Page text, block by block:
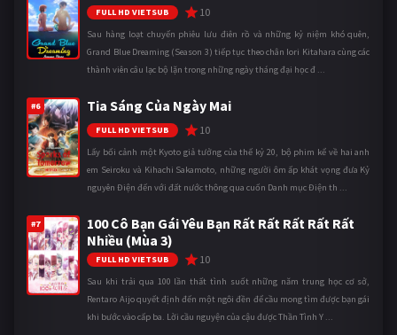
FULL HD VIETSUB 10
Sau hàng loạt chuyến phiêu lưu điên rồ và những kỷ niệm khó quên,
Grand Blue Dreaming (Season 3) tiếp tục theo chân Iori Kitahara cùng các
thành viên câu lạc bộ lặn trong những ngày tháng đại học đ ...
#6 Tia Sáng Của Ngày Mai
FULL HD VIETSUB 10
Lấy bối cảnh một Kyoto giả tưởng của thế kỷ 20, bộ phim kể về hai anh
em Seiroku và Kihachi Sakamoto, những người ôm ấp khát vọng đưa Kỷ
nguyên Điện đến với đất nước thông qua cuốn Danh mục Điện th ...
#7
100 Cô Bạn Gái Yêu Bạn Rất Rất Rất Rất Rất
Nhiều (Mùa 3)
FULL HD VIETSUB 10
Sau khi trải qua 100 lần thất tình suốt những năm trung học cơ sở,
Rentaro Aijo quyết định đến một ngôi đền để cầu mong tìm được bạn gái
khi bước vào cấp ba. Lời cầu nguyện của cậu được Thần Tình Y ...